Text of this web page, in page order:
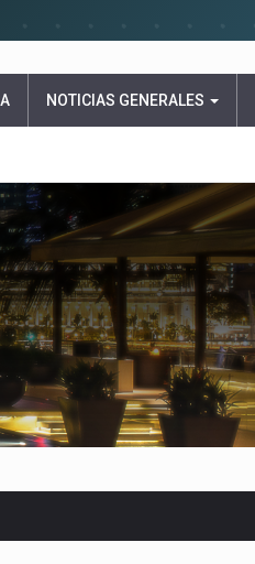
NOTICIAS GENERALES